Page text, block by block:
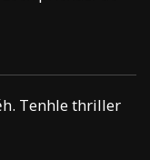
Tenhle thriller